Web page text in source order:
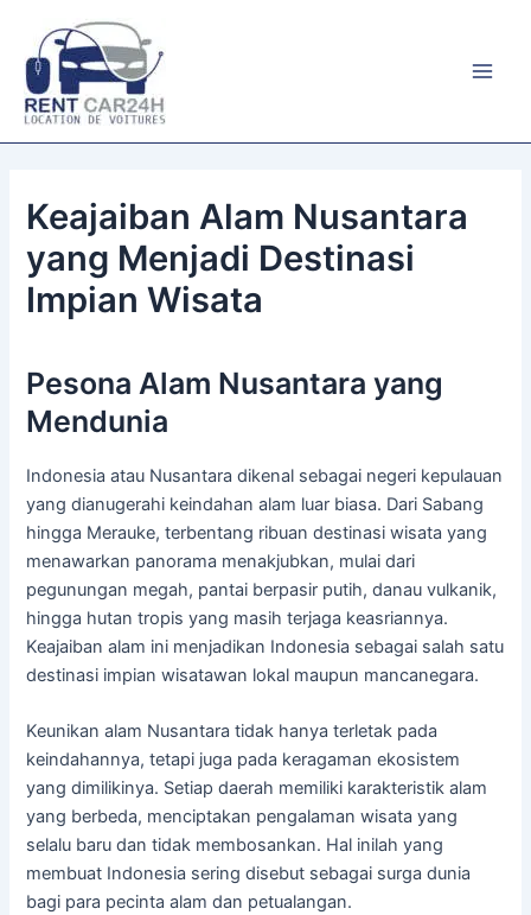
contenu
Keajaiban Alam Nusantara
yang Menjadi Destinasi
Impian Wisata
Pesona Alam Nusantara yang
Mendunia
Indonesia atau Nusantara dikenal sebagai negeri kepulauan
yang dianugerahi keindahan alam luar biasa. Dari Sabang
hingga Merauke, terbentang ribuan destinasi wisata yang
menawarkan panorama menakjubkan, mulai dari
pegunungan megah, pantai berpasir putih, danau vulkanik,
hingga hutan tropis yang masih terjaga keasriannya.
Keajaiban alam ini menjadikan Indonesia sebagai salah satu
destinasi impian wisatawan lokal maupun mancanegara.
Keunikan alam Nusantara tidak hanya terletak pada
keindahannya, tetapi juga pada keragaman ekosistem
yang dimilikinya. Setiap daerah memiliki karakteristik alam
yang berbeda, menciptakan pengalaman wisata yang
selalu baru dan tidak membosankan. Hal inilah yang
membuat Indonesia sering disebut sebagai surga dunia
bagi para pecinta alam dan petualangan.